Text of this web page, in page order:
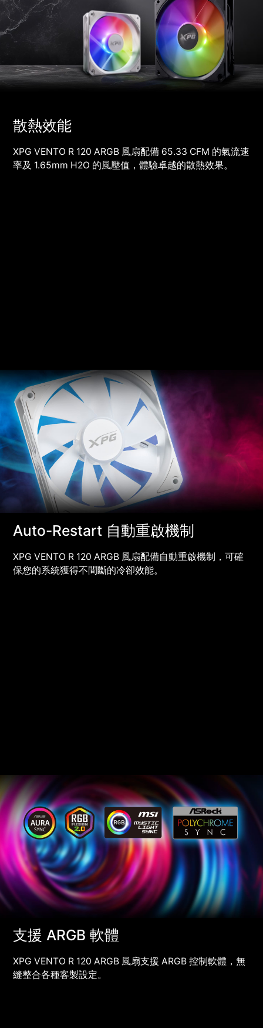
散熱效能
XPG VENTO R 120 ARGB 風扇配備 65.33 CFM 的氣流速
率及 1.65mm H2O 的風壓值，體驗卓越的散熱效果。
Auto-Restart 自動重啟機制
XPG VENTO R 120 ARGB 風扇配備自動重啟機制，可確
保您的系統獲得不間斷的冷卻效能。
支援 ARGB 軟體
XPG VENTO R 120 ARGB 風扇支援 ARGB 控制軟體，無
縫整合各種客製設定。